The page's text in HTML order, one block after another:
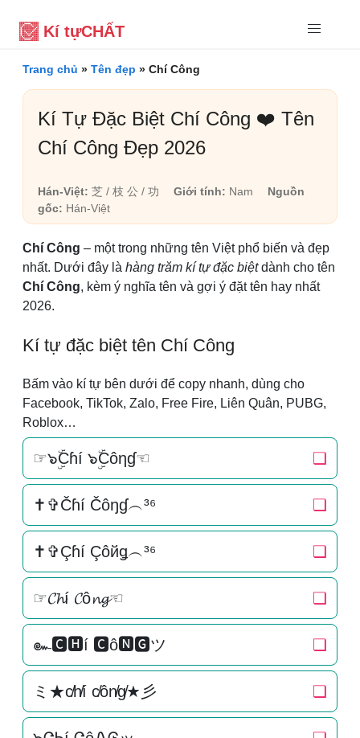
Kí tựCHẤT
Trang chủ » Tên đẹp » Chí Công
Kí Tự Đặc Biệt Chí Công ❤️ Tên
Chí Công Đẹp 2026
Hán-Việt: 芝 / 枝 公 / 功 Giới tính: Nam
Nguồn
gốc: Hán-Việt
Chí Công – một trong những tên Việt phổ biến và đẹp
nhất. Dưới đây là hàng trăm kí tự đặc biệtdành cho tên
Chí Công, kèm ý nghĩa tên và gợi ý đặt tên hay nhất
2026.
Kí tự đặc biệt tên Chí Công
Bấm vào kí tự bên dưới để copy nhanh, dùng cho
Facebook, TikTok, Zalo, Free Fire, Liên Quân, PUBG,
Roblox…
☞๖ۣۜCɦí ๖ۣۜCôηɠ☜ ❏
✝✞Čɦí Čôŋɠ︵³⁶ ❏
✝✞Çɦí Çôйǥ︵³⁶ ❏
☞𝓒𝓱í 𝓒ô𝓷𝓰☜ ❏
๛🅲🅷í 🅲ô🅽🅶ツ ❏
ミ★c̸h̸í c̸ôn̸g̸★彡 ❏